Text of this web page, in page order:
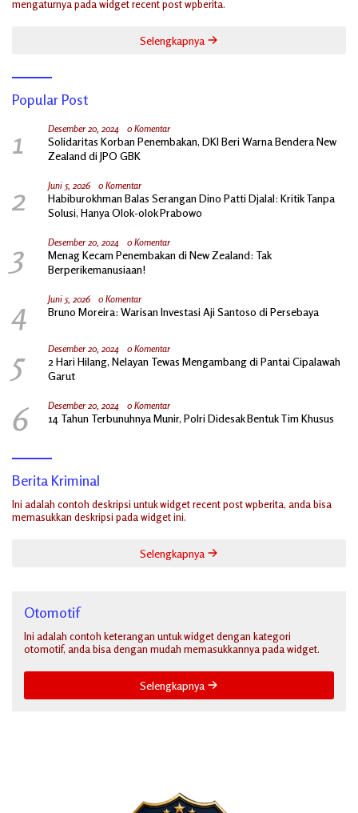
mengaturnya pada widget recent post wpberita.
Selengkapnya
Popular Post
1 Desember 20, 2024 0 Komentar
Solidaritas Korban Penembakan, DKI Beri Warna Bendera New
Zealand di JPO GBK
2 Juni 5, 2026 0 Komentar
Habiburokhman Balas Serangan Dino Patti Djalal: Kritik Tanpa
Solusi, Hanya Olok-olok Prabowo
3 Desember 20, 2024 0 Komentar
Menag Kecam Penembakan di New Zealand: Tak
Berperikemanusiaan!
4 Juni 5, 2026 0 Komentar
Bruno Moreira: Warisan Investasi Aji Santoso di Persebaya
5 Desember 20, 2024 0 Komentar
2 Hari Hilang, Nelayan Tewas Mengambang di Pantai Cipalawah
Garut
6 Desember 20, 2024 0 Komentar
14 Tahun Terbunuhnya Munir, Polri Didesak Bentuk Tim Khusus
Berita Kriminal
Ini adalah contoh deskripsi untuk widget recent post wpberita, anda bisa
memasukkan deskripsi pada widget ini.
Selengkapnya
Otomotif
Ini adalah contoh keterangan untuk widget dengan kategori
otomotif, anda bisa dengan mudah memasukkannya pada widget.
Selengkapnya